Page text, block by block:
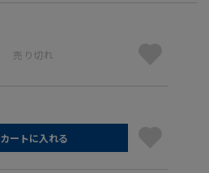
売り切れ
カートに入れる